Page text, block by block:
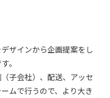
ザインから企画提案をし
。
子会社）、配送、アッセ
ムで行うので、より大き